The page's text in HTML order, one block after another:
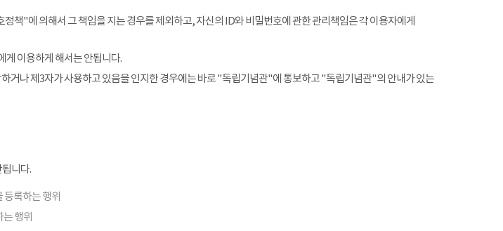
책"에 의해서 그 책임을 지는 경우를 제외하고, 자신의 ID와 비밀번호에 관한 관리책임은 각 이용자에게
게 이용하게 해서는 안됩니다.
거나 제3자가 사용하고 있음을 인지한 경우에는 바로 "독립기념관"에 통보하고 "독립기념관"의 안내가 있는
니다.
등록하는 행위
행위